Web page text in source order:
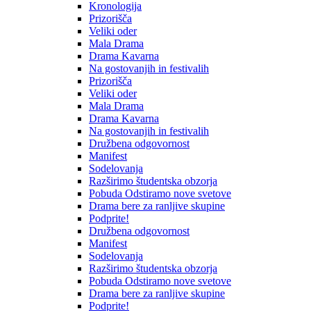
Kronologija
Prizorišča
Veliki oder
Mala Drama
Drama Kavarna
Na gostovanjih in festivalih
Prizorišča
Veliki oder
Mala Drama
Drama Kavarna
Na gostovanjih in festivalih
Družbena odgovornost
Manifest
Sodelovanja
Razširimo študentska obzorja
Pobuda Odstiramo nove svetove
Drama bere za ranljive skupine
Podprite!
Družbena odgovornost
Manifest
Sodelovanja
Razširimo študentska obzorja
Pobuda Odstiramo nove svetove
Drama bere za ranljive skupine
Podprite!